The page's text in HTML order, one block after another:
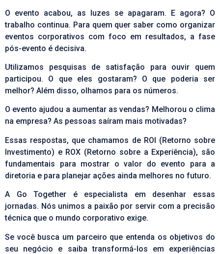
O evento acabou, as luzes se apagaram. E agora? O
trabalho continua. Para quem quer saber como organizar
eventos corporativos com foco em resultados, a fase
pós-evento é decisiva.
Utilizamos pesquisas de satisfação para ouvir quem
participou. O que eles gostaram? O que poderia ser
melhor? Além disso, olhamos para os números.
O evento ajudou a aumentar as vendas? Melhorou o clima
na empresa? As pessoas saíram mais motivadas?
Essas respostas, que chamamos de ROI (Retorno sobre
Investimento) e ROX (Retorno sobre a Experiência), são
fundamentais para mostrar o valor do evento para a
diretoria e para planejar ações ainda melhores no futuro.
A Go Together é especialista em desenhar essas
jornadas. Nós unimos a paixão por servir com a precisão
técnica que o mundo corporativo exige.
Se você busca um parceiro que entenda os objetivos do
seu negócio e saiba transformá-los em experiências